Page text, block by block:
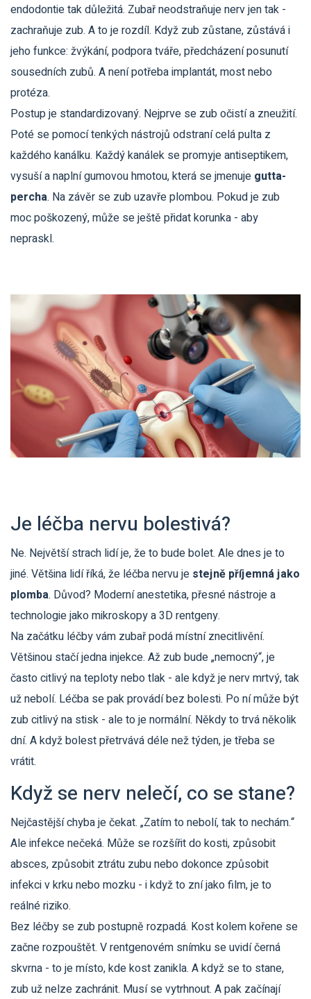
endodontie tak důležitá. Zubař neodstraňuje nerv jen tak -
zachraňuje zub. A to je rozdíl. Když zub zůstane, zůstává i
jeho funkce: žvýkání, podpora tváře, předcházení posunutí
sousedních zubů. A není potřeba implantát, most nebo
protéza.
Postup je standardizovaný. Nejprve se zub očistí a zneužití.
Poté se pomocí tenkých nástrojů odstraní celá pulta z
každého kanálku. Každý kanálek se promyje antiseptikem,
vysuší a naplní gumovou hmotou, která se jmenuje gutta-
percha. Na závěr se zub uzavře plombou. Pokud je zub
moc poškozený, může se ještě přidat korunka - aby
nepraskl.
Je léčba nervu bolestivá?
Ne. Největší strach lidí je, že to bude bolet. Ale dnes je to
jiné. Většina lidí říká, že léčba nervu je stejně příjemná jako
plomba. Důvod? Moderní anestetika, přesné nástroje a
technologie jako mikroskopy a 3D rentgeny.
Na začátku léčby vám zubař podá místní znecitlivění.
Většinou stačí jedna injekce. Až zub bude „nemocný“, je
často citlivý na teploty nebo tlak - ale když je nerv mrtvý, tak
už nebolí. Léčba se pak provádí bez bolesti. Po ní může být
zub citlivý na stisk - ale to je normální. Někdy to trvá několik
dní. A když bolest přetrvává déle než týden, je třeba se
vrátit.
Když se nerv nelečí, co se stane?
Nejčastější chyba je čekat. „Zatím to nebolí, tak to nechám.“
Ale infekce nečeká. Může se rozšířit do kosti, způsobit
absces, způsobit ztrátu zubu nebo dokonce způsobit
infekci v krku nebo mozku - i když to zní jako film, je to
reálné riziko.
Bez léčby se zub postupně rozpadá. Kost kolem kořene se
začne rozpouštět. V rentgenovém snímku se uvidí černá
skvrna - to je místo, kde kost zanikla. A když se to stane,
zub už nelze zachránit. Musí se vytrhnout. A pak začínají